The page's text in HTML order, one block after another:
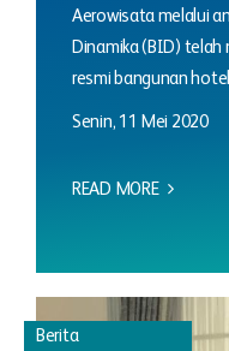
Aerowisata melalui
Dinamika (BID) telah
resmi bangunan
Senin, 11 Mei 2020
READ MORE
Berita